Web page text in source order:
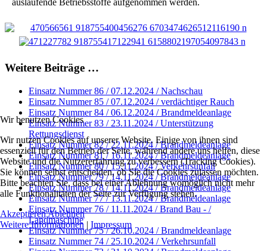
auslaufende Betriebsstoffe aufgenommen werden.
Weitere Beiträge …
Einsatz Nummer 86 / 07.12.2024 / Nachschau
Einsatz Nummer 85 / 07.12.2024 / verdächtiger Rauch
Einsatz Nummer 84 / 06.12.2024 / Brandmeldeanlage
Einsatz Nummer 83 / 23.11.2024 / Unterstützung
Rettungsdienst
Einsatz Nummer 82 / 22.11.2024 / Brandmeldeanlage
Einsatz Nummer 81 / 16.11.2024 / Brandmeldeanlage
Einsatz Nummer 80 / 15.11.2024 / Verkehrsunfall
Einsatz Nummer 79 / 14.11.2024 / Brandmeldeanlage
Einsatz Nummer 78 / 14.11.2024 / Brandmeldeanlage
Einsatz Nummer 77 / 13.11.2024 / Brandmeldeanlage
Einsatz Nummer 76 / 11.11.2024 / Brand Bau - /
Landmaschine
Einsatz Nummer 75 / 26.10.2024 / Brandmeldeanlage
Einsatz Nummer 74 / 25.10.2024 / Verkehrsunfall
Wir benutzen Cookies
Wir nutzen Cookies auf unserer Website. Einige von ihnen sind
essenziell für den Betrieb der Seite, während andere uns helfen, diese
Website und die Nutzererfahrung zu verbessern (Tracking Cookies).
Sie können selbst entscheiden, ob Sie die Cookies zulassen möchten.
Bitte beachten Sie, dass bei einer Ablehnung womöglich nicht mehr
alle Funktionalitäten der Seite zur Verfügung stehen.
AkzeptierenAblehnen
Weitere Informationen | Impressum